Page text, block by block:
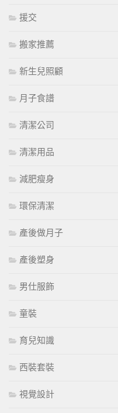
援交
搬家推薦
新生兒照顧
月子食譜
清潔公司
清潔用品
減肥瘦身
環保清潔
產後做月子
產後塑身
男仕服飾
童裝
育兒知識
西裝套裝
視覺設計